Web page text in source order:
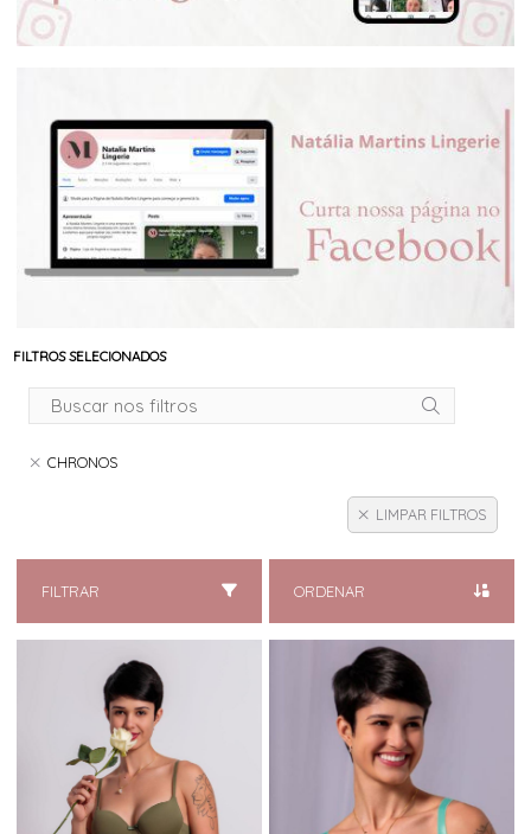
FILTROS SELECIONADOS
CHRONOS
LIMPAR FILTROS
FILTRAR ORDENAR